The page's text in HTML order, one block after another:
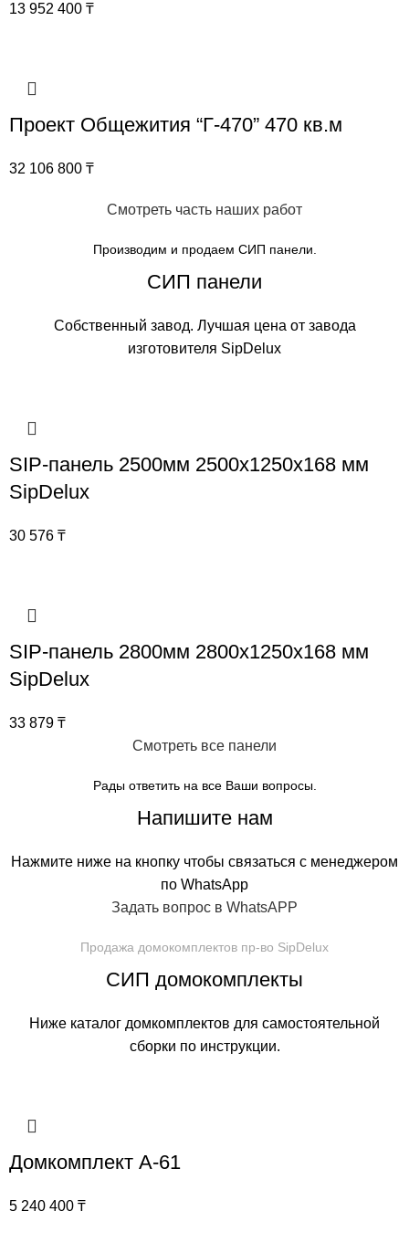
13 952 400 ₸
Проект Общежития “Г-470” 470 кв.м
32 106 800 ₸
Смотреть часть наших работ
Производим и продаем СИП панели.
СИП панели
Собственный завод. Лучшая цена от завода
изготовителя SipDelux
SIP-панель 2500мм 2500x1250x168 мм
SipDelux
30 576 ₸
SIP-панель 2800мм 2800x1250x168 мм
SipDelux
33 879 ₸
Смотреть все панели
Рады ответить на все Ваши вопросы.
Напишите нам
Нажмите ниже на кнопку чтобы связаться с менеджером
по WhatsApp
Задать вопрос в WhatsAPP
Продажа домокомплектов пр-во SipDelux
СИП домокомплекты
Ниже каталог домкомплектов для самостоятельной
сборки по инструкции.
Домкомплект А-61
5 240 400 ₸